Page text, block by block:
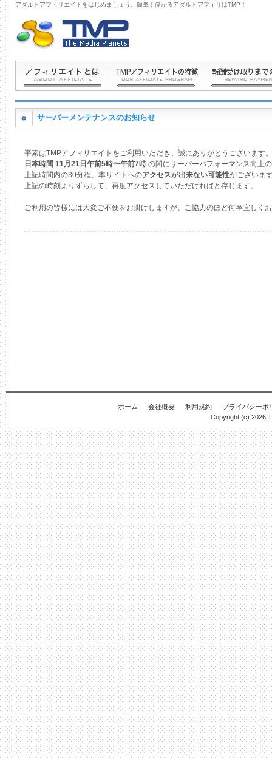
アダルトアフィリエイトをはじめましょう。簡単！儲かるアダルトアフィリはTMP！
サーバーメンテナンスのお知らせ
平素はTMPアフィリエイトをご利用いただき、誠にありがとうございます。
日本時間 11月21日午前5時〜午前7時 の間にサーバーパフォーマンス向上
上記時間内の30分程、本サイトへのアクセスが出来ない可能性がございま
上記の時刻よりずらして、再度アクセスしていただければと存じます。
ご利用の皆様には大変ご不便をお掛けしますが、ご協力のほど何卒宜しく
ホーム 会社概要 利用規約
プライバシーポ
Copyright (c) 2026